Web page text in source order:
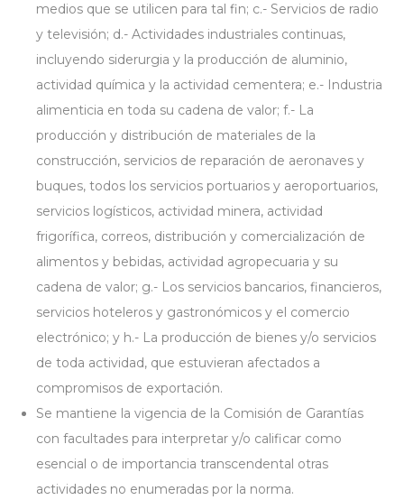
medios que se utilicen para tal fin; c.- Servicios de radio
y televisión; d.- Actividades industriales continuas,
incluyendo siderurgia y la producción de aluminio,
actividad química y la actividad cementera; e.- Industria
alimenticia en toda su cadena de valor; f.- La
producción y distribución de materiales de la
construcción, servicios de reparación de aeronaves y
buques, todos los servicios portuarios y aeroportuarios,
servicios logísticos, actividad minera, actividad
frigorífica, correos, distribución y comercialización de
alimentos y bebidas, actividad agropecuaria y su
cadena de valor; g.- Los servicios bancarios, financieros,
servicios hoteleros y gastronómicos y el comercio
electrónico; y h.- La producción de bienes y/o servicios
de toda actividad, que estuvieran afectados a
compromisos de exportación.
Se mantiene la vigencia de la Comisión de Garantías
con facultades para interpretar y/o calificar como
esencial o de importancia transcendental otras
actividades no enumeradas por la norma.